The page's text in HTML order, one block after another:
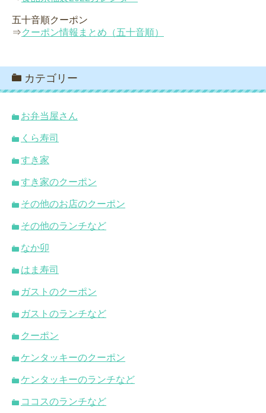
五十音順クーポン
⇒クーポン情報まとめ（五十音順）
カテゴリー
お弁当屋さん
くら寿司
すき家
すき家のクーポン
その他のお店のクーポン
その他のランチなど
なか卯
はま寿司
ガストのクーポン
ガストのランチなど
クーポン
ケンタッキーのクーポン
ケンタッキーのランチなど
ココスのランチなど